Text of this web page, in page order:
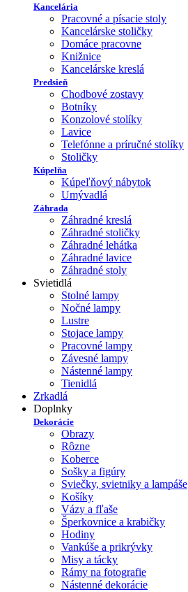
Kancelária
Pracovné a písacie stoly
Kancelárske stoličky
Domáce pracovne
Knižnice
Kancelárske kreslá
Predsieň
Chodbové zostavy
Botníky
Konzolové stolíky
Lavice
Telefónne a príručné stolíky
Stoličky
Kúpelňa
Kúpeľňový nábytok
Umývadlá
Záhrada
Záhradné kreslá
Záhradné stoličky
Záhradné lehátka
Záhradné lavice
Záhradné stoly
Svietidlá
Stolné lampy
Nočné lampy
Lustre
Stojace lampy
Pracovné lampy
Závesné lampy
Nástenné lampy
Tienidlá
Zrkadlá
Doplnky
Dekorácie
Obrazy
Rôzne
Koberce
Sošky a figúry
Sviečky, svietniky a lampáše
Košíky
Vázy a fľaše
Šperkovnice a krabičky
Hodiny
Vankúše a prikrývky
Misy a tácky
Rámy na fotografie
Nástenné dekorácie